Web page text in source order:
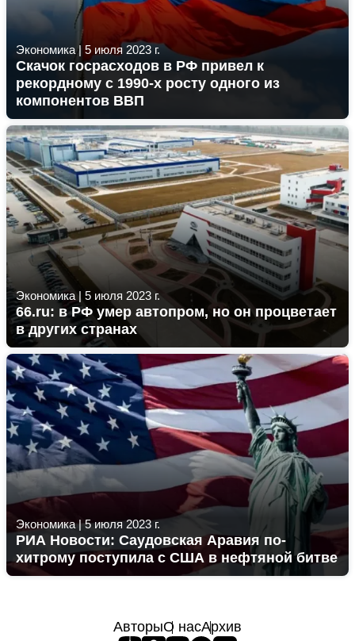
Экономика| 5 июля 2023 г.
Скачок госрасходов в РФ привел к
рекордному с 1990-х росту одного из
компонентов ВВП
Экономика | 5 июля 2023 г.
66.ru: в РФ умер автопром, но он процветает
в других странах
Экономика|5 июля 2023 г.
РИА Новости: Саудовская Аравия по-
хитрому поступила с США в нефтяной битве
АвторыО насАрхив